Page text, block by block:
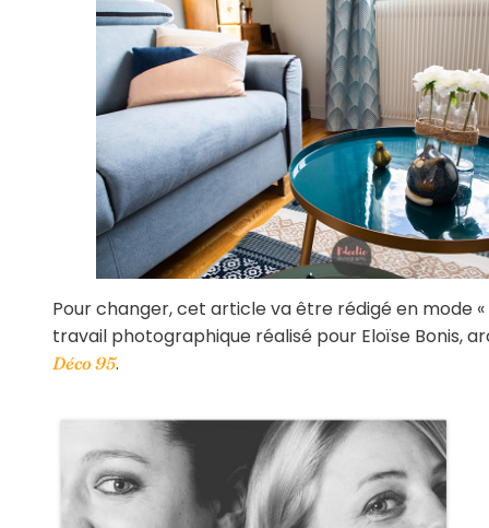
Pour changer, cet article va être rédigé en mode
travail photographique réalisé pour Eloïse Bonis,
Déco 95.